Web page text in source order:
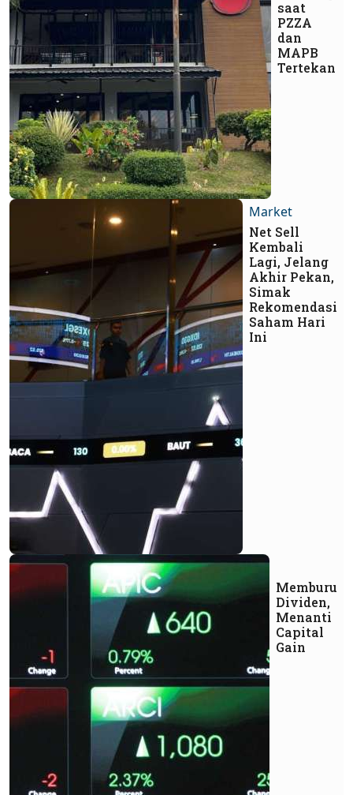
saat
PZZA
dan
MAPB
Tertekan
Market
Net Sell
Kembali
Lagi, Jelang
Akhir Pekan,
Simak
Rekomendasi
Saham Hari
Ini
Memburu
Dividen,
Menanti
Capital
Gain